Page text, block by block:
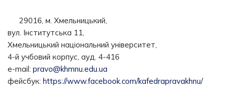
29016, м. Хмельницький,
вул. Інститутська 11,
Хмельницький національний університет,
4-й учбовий корпус, ауд. 4-416
e-mail: pravo@khmnu.edu.ua
фейсбук: https://www.facebook.com/kafedrapravakhnu/